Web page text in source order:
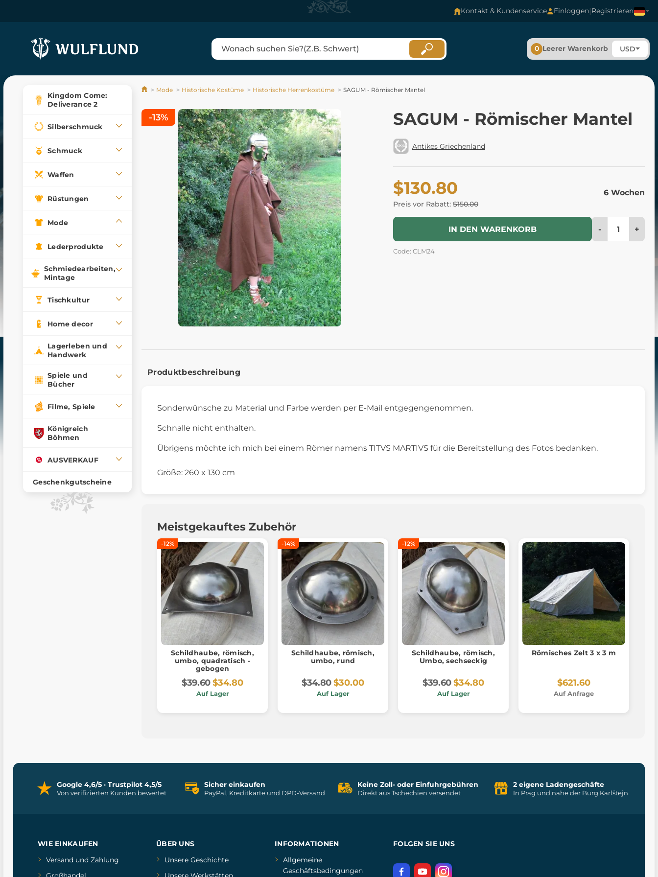
Kontakt & Kundenservice Einloggen|Registrieren
0 Leerer Warenkorb USD
Kingdom Come:
Deliverance 2
Silberschmuck
Schmuck
Waffen
Rüstungen
Mode
Lederprodukte
Schmiedearbeiten,
Mintage
Tischkultur
Home decor
Lagerleben und
Handwerk
Spiele und
Bücher
Filme, Spiele
Königreich
Böhmen
AUSVERKAUF
Geschenkgutscheine
Mode Historische Kostüme Historische Herrenkostüme SAGUM - Römischer Mantel
SAGUM - Römischer Mantel
Antikes Griechenland
$130.80
Preis vor Rabatt: $150.00
6 Wochen
IN DEN WARENKORB - +
Code: CLM24
-13%
Produktbeschreibung
Sonderwünsche zu Material und Farbe werden per E-Mail entgegengenommen.
Schnalle nicht enthalten.
Übrigens möchte ich mich bei einem Römer namens TITVS MARTIVS für die Bereitstellung des Fotos bedanken.
Größe: 260 x 130 cm
Meistgekauftes Zubehör
-12%
Schildhaube, römisch,
umbo, quadratisch -
gebogen
$39.60$34.80
Auf Lager
-14%
Schildhaube, römisch,
umbo, rund
$34.80$30.00
Auf Lager
-12%
Schildhaube, römisch,
Umbo, sechseckig
$39.60$34.80
Auf Lager
Römisches Zelt 3 x 3 m
$621.60
Auf Anfrage
Google 4,6/5 · Trustpilot 4,5/5
Von verifizierten Kunden bewertet
Sicher einkaufen
PayPal, Kreditkarte und DPD-Versand
Keine Zoll- oder Einfuhrgebühren
Direkt aus Tschechien versendet
2 eigene Ladengeschäfte
In Prag und nahe der Burg Karlštejn
WIE EINKAUFEN
Versand und Zahlung
ÜBER UNS
Unsere Geschichte
INFORMATIONEN
Allgemeine
Geschäftsbedingungen
FOLGEN SIE UNS